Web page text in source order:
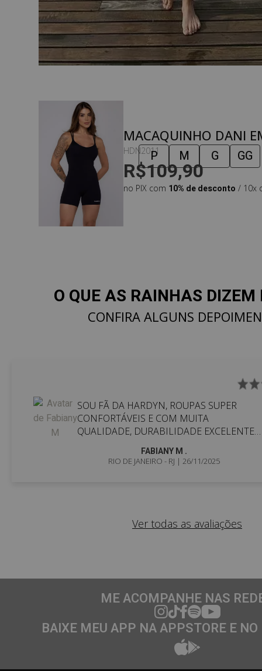
MACAQUINHO DANI
POLIAMIDA PRETO
HDN2011
R$109,90
no PIX com 10% de desconto / 10x
P M G GG
O QUE AS RAINHAS DIZEM
CONFIRA ALGUNS
SOU FÃ DA HARDYN, ROUPAS SUPER
CONFORTÁVEIS E COM MUITA
QUALIDADE, DURABILIDADE EXCELENTE.
FABIANY M .
RIO DE JANEIRO - RJ | 26/11/2025
Ver todas as avaliações
ME ACOMPANHE NAS
BAIXE MEU APP NA APPSTORE E